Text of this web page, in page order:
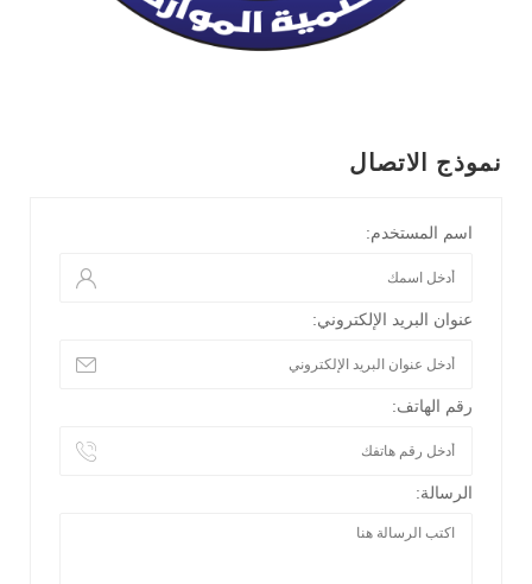
نموذج الاتصال
اسم المستخدم:
عنوان البريد الإلكتروني:
رقم الهاتف:
الرسالة: